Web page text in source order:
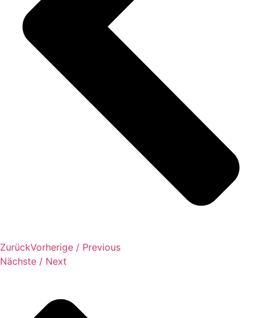
ZurückVorherige / Previous
Nächste / Next